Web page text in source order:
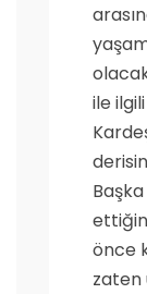
ile
önce
zaten